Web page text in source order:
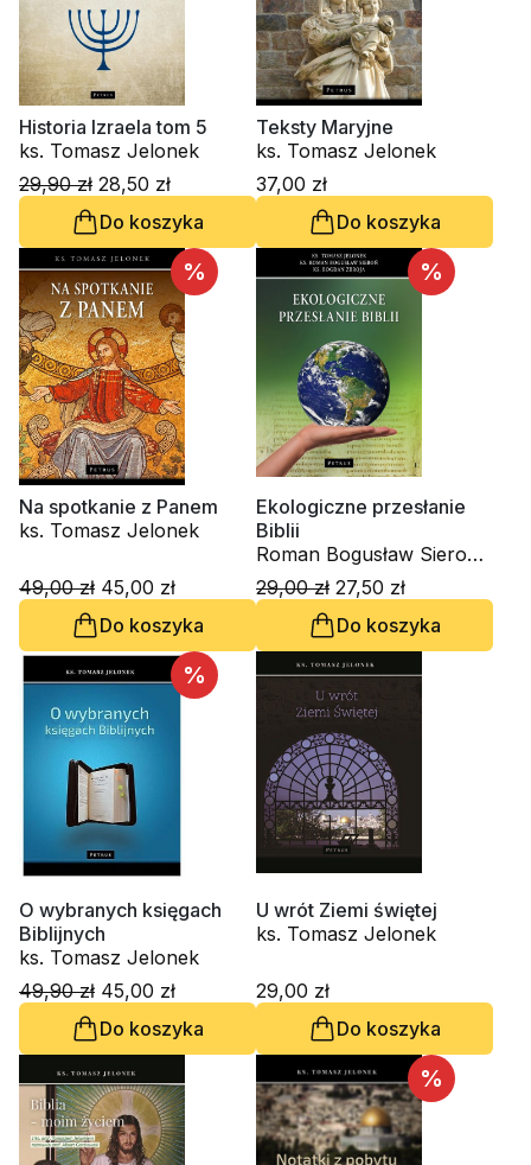
Historia Izraela tom 5
ks. Tomasz Jelonek
29,90 zł 28,50 zł
Do koszyka
Teksty Maryjne
ks. Tomasz Jelonek
37,00 zł
Do koszyka
%
Na spotkanie z Panem
ks. Tomasz Jelonek
49,00 zł 45,00 zł
Do koszyka
%
Ekologiczne przesłanie
Biblii
Roman Bogusław Sieroń,
ks. Bogdan Zbroja, ks.
Tomasz Jelonek
29,00 zł 27,50 zł
Do koszyka
%
O wybranych księgach
Biblijnych
ks. Tomasz Jelonek
49,90 zł 45,00 zł
Do koszyka
U wrót Ziemi świętej
ks. Tomasz Jelonek
29,00 zł
Do koszyka
%